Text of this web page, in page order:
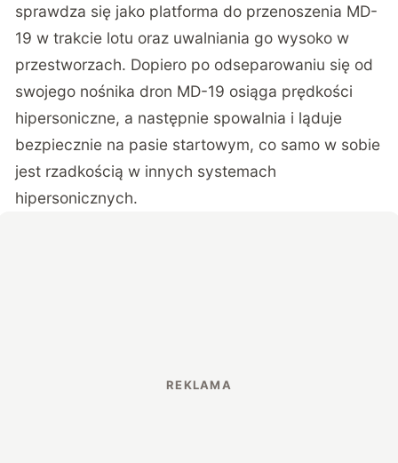
sprawdza się jako platforma do przenoszenia MD-
19 w trakcie lotu oraz uwalniania go wysoko w
przestworzach. Dopiero po odseparowaniu się od
swojego nośnika dron MD-19 osiąga prędkości
hipersoniczne, a następnie spowalnia i ląduje
bezpiecznie na pasie startowym, co samo w sobie
jest rzadkością w innych systemach
hipersonicznych.